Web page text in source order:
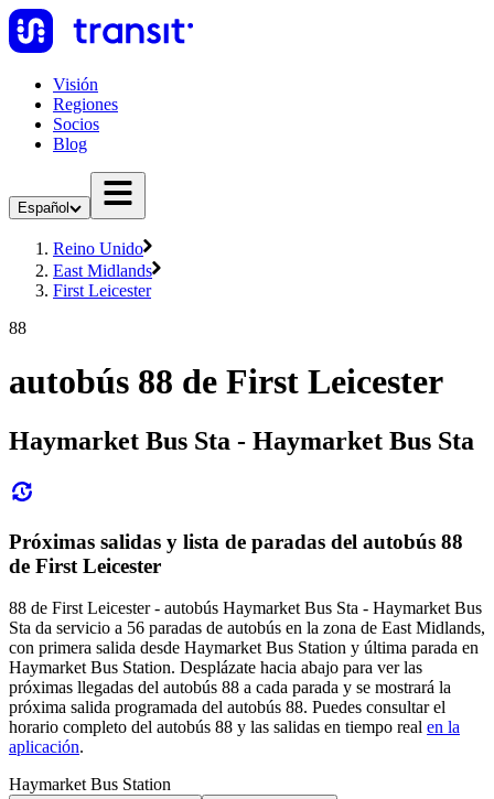
Visión
Regiones
Socios
Blog
Español
Reino Unido
East Midlands
First Leicester
88
autobús 88 de First Leicester
Haymarket Bus Sta - Haymarket Bus Sta
Próximas salidas y lista de paradas del autobús 88
de First Leicester
88 de First Leicester - autobús Haymarket Bus Sta - Haymarket Bus
Sta da servicio a 56 paradas de autobús en la zona de East Midlands,
con primera salida desde Haymarket Bus Station y última parada en
Haymarket Bus Station. Desplázate hacia abajo para ver las
próximas llegadas del autobús 88 a cada parada y se mostrará la
próxima salida programada del autobús 88. Puedes consultar el
horario completo del autobús 88 y las salidas en tiempo real en la
aplicación.
Haymarket Bus Station